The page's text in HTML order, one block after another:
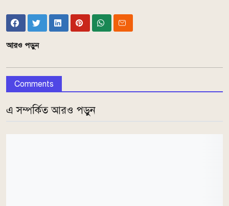
আরও পড়ুন
Comments
এ সম্পর্কিত আরও পড়ুন